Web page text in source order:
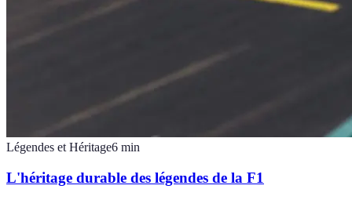
Légendes et Héritage6 min
L'héritage durable des légendes de la F1